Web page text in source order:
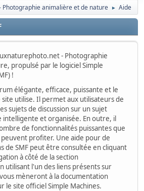
Photographie animalière et de nature ► Aide
- Photographie
propulsé par le logiciel Simple
!
élégante, efficace, puissante et le
utilise. Il permet aux utilisateurs de
sujets de discussion sur un sujet
et organisée. En outre, il
de fonctionnalités puissantes que
profiter. Une aide pour de
de SMF peut être consultée en cliquant
à côté de la section
utilisant l'un des liens présents sur
mèneront à la documentation
le site officiel Simple Machines.